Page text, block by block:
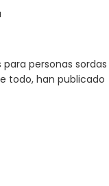
personas sordas
todo, han publicado